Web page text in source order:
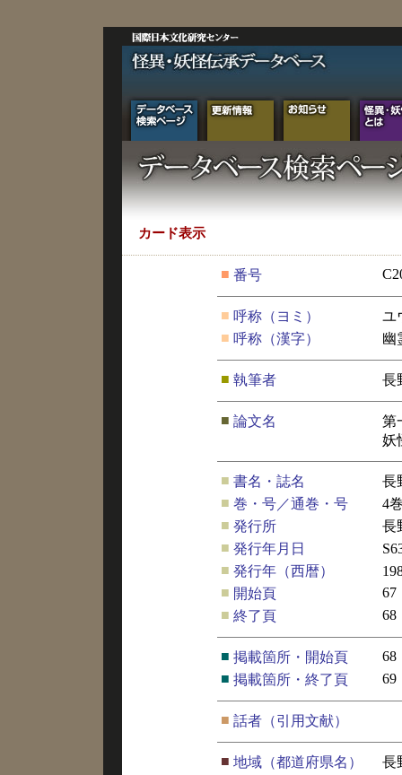
カード表示
■ 番号
■ 呼称（ヨミ）
ユ
■ 呼称（漢字） 幽
■ 執筆者 長
■ 論文名
第
妖
■ 書名・誌名
長
■ 巻・号／通巻・号
4
■ 発行所
長
■ 発行年月日
■ 発行年（西暦）
■ 開始頁
67
■ 終了頁 68
■ 掲載箇所・開始頁
68
■ 掲載箇所・終了頁 69
■ 話者（引用文献）
■ 地域（都道府県名）
長